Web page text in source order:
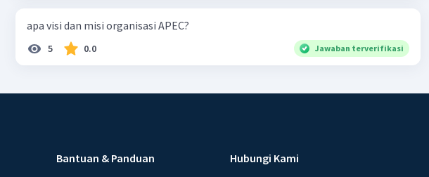
apa visi dan misi organisasi APEC?
5 0.0 Jawaban terverifikasi
Bantuan & Panduan Hubungi Kami